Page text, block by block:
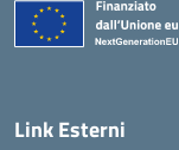
Link Esterni